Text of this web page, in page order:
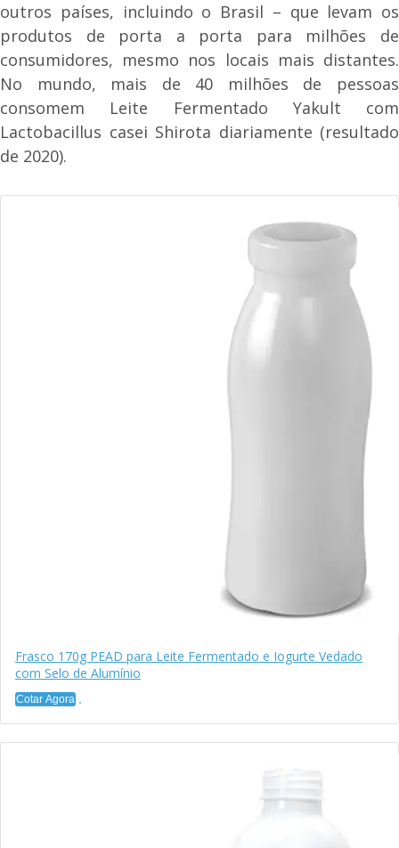
outros países, incluindo o Brasil – que levam os
produtos de porta a porta para milhões de
consumidores, mesmo nos locais mais distantes.
No mundo, mais de 40 milhões de pessoas
consomem Leite Fermentado Yakult com
Lactobacillus casei Shirota diariamente (resultado
de 2020).
Frasco 170g PEAD para Leite Fermentado e Iogurte Vedado
com Selo de Alumínio
Cotar Agora